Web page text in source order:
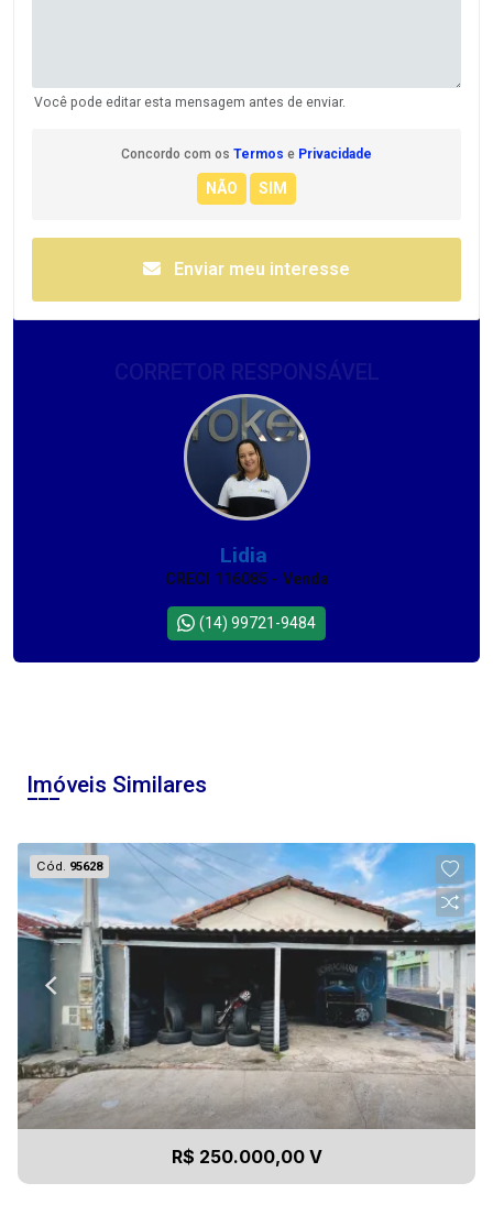
Você pode editar esta mensagem antes de enviar.
Concordo com os Termos e Privacidade
Enviar meu interesse
Lidia
CRECI 116085 - Venda
(14) 99721-9484
Imóveis Similares
Cód. 95628
R$ 250.000,00 V